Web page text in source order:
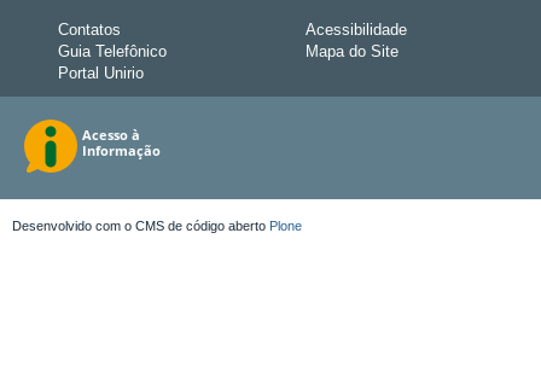
Contatos
Guia Telefônico
Portal Unirio
Acessibilidade
Mapa do Site
Desenvolvido com o CMS de código aberto Plone